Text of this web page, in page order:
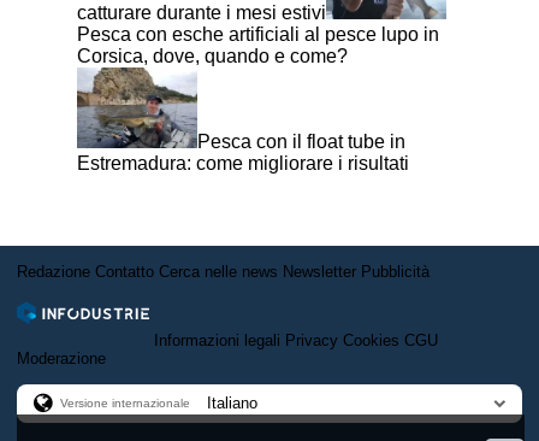
catturare durante i mesi estivi
Pesca con esche artificiali al pesce lupo in
Corsica, dove, quando e come?
Pesca con il float tube in
Estremadura: come migliorare i risultati
Redazione Contatto Cerca nelle news Newsletter Pubblicità
Informazioni legali Privacy Cookies CGU
Moderazione
Versione internazionale